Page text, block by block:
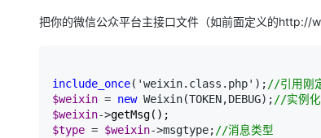
把你的微信公众平台主接口文件（如前面定义的http://
include_once('weixin.class.php'); //引用
$weixin = new Weixin(TOKEN,DEBUG); //实例化
$weixin->
$type = $weixin->msgtype; //消息类型